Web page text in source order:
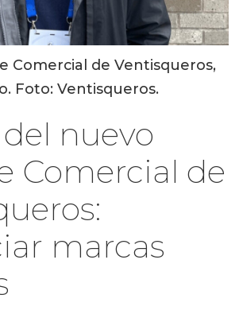
Comercial de Ventisqueros,
Foto: Ventisqueros.
nuevo
Comercial de
marcas